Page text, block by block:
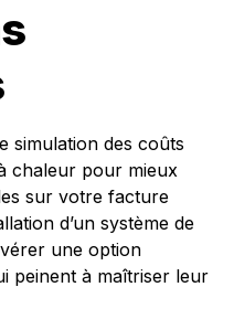
simulation des coûts
chaleur pour mieux
sur votre facture
d’un système de
une option
peinent à maîtriser leur